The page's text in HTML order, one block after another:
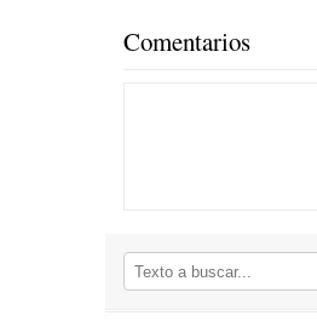
Comentarios